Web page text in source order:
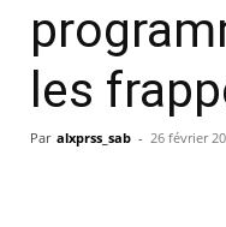
les
Par alxprss_sab - 26 février